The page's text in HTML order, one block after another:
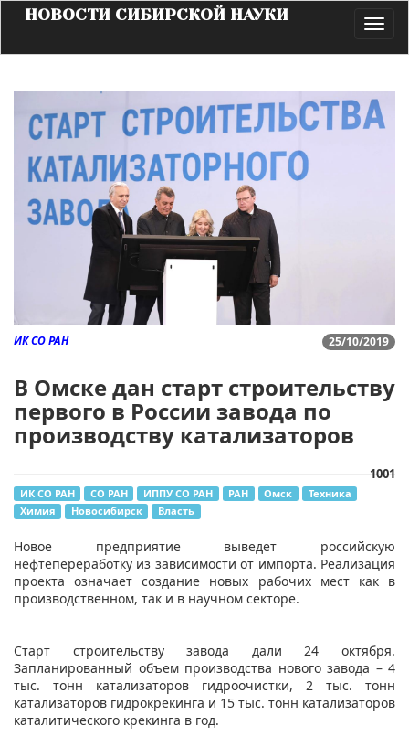
НОВОСТИ СИБИРСКОЙ НАУКИ
25/10/2019
ИК СО РАН
В Омске дан старт строительству
первого в России завода по
производству катализаторов
1001
ИК СО РАН СО РАН ИППУ СО РАН РАН Омск
Техника
Химия
Новосибирск Власть
​Новое предприятие выведет российскую
нефтепереработку из зависимости от импорта. Реализация
проекта означает создание новых рабочих мест как в
производственном, так и в научном секторе.
Старт строительству завода дали 24 октября.
Запланированный объем производства нового завода – 4
тыс. тонн катализаторов гидроочистки, 2 тыс. тонн
катализаторов гидрокрекинга и 15 тыс. тонн катализаторов
каталитического крекинга в год.